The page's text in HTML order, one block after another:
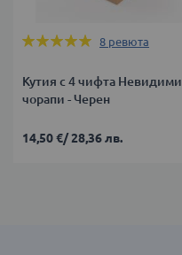
Оценка:
8 ревюта
Кутия с 4 чифта Невидими
чорапи - Черен
14,50 €/28,36 лв.